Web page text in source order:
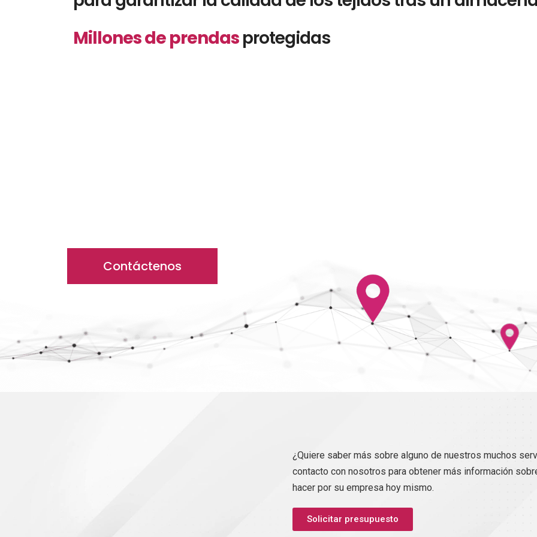
Millones de prendasprotegidas
Contáctenos
¿Quiere saber más sobre alguno de nuestros muchos
contacto con nosotros para obtener más información
hacer por su empresa hoy mismo.
Solicitar presupuesto